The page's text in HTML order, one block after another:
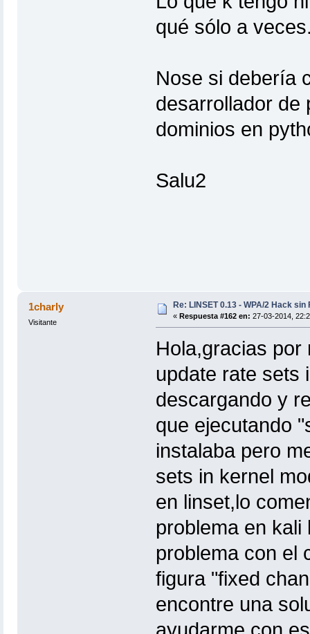
qué sólo a
Nose si debería
desarrollador de
dominios en
Salu2
1charly
Visitante
Re: LINSET 0.13 - WPA/2 Hack
« Respuesta #162 en: 27-03-2014,
Hola,gracias por
update rate sets
descargando y
que ejecutando
instalaba pero
sets in kernel
en linset,lo
problema en
problema con el
figura "fixed
encontre una